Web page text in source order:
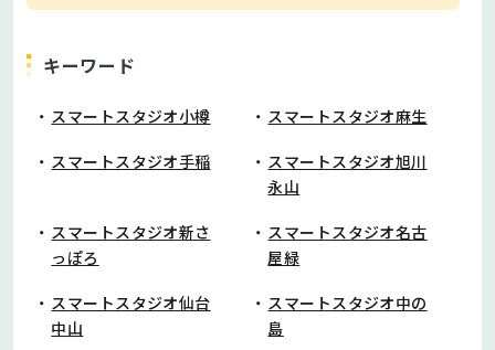
キーワード
スマートスタジオ小樽 スマートスタジオ麻生
スマートスタジオ手稲
スマートスタジオ旭川
永山
スマートスタジオ新さ
っぽろ
スマートスタジオ名古
屋緑
スマートスタジオ仙台
中山
スマートスタジオ中の
島